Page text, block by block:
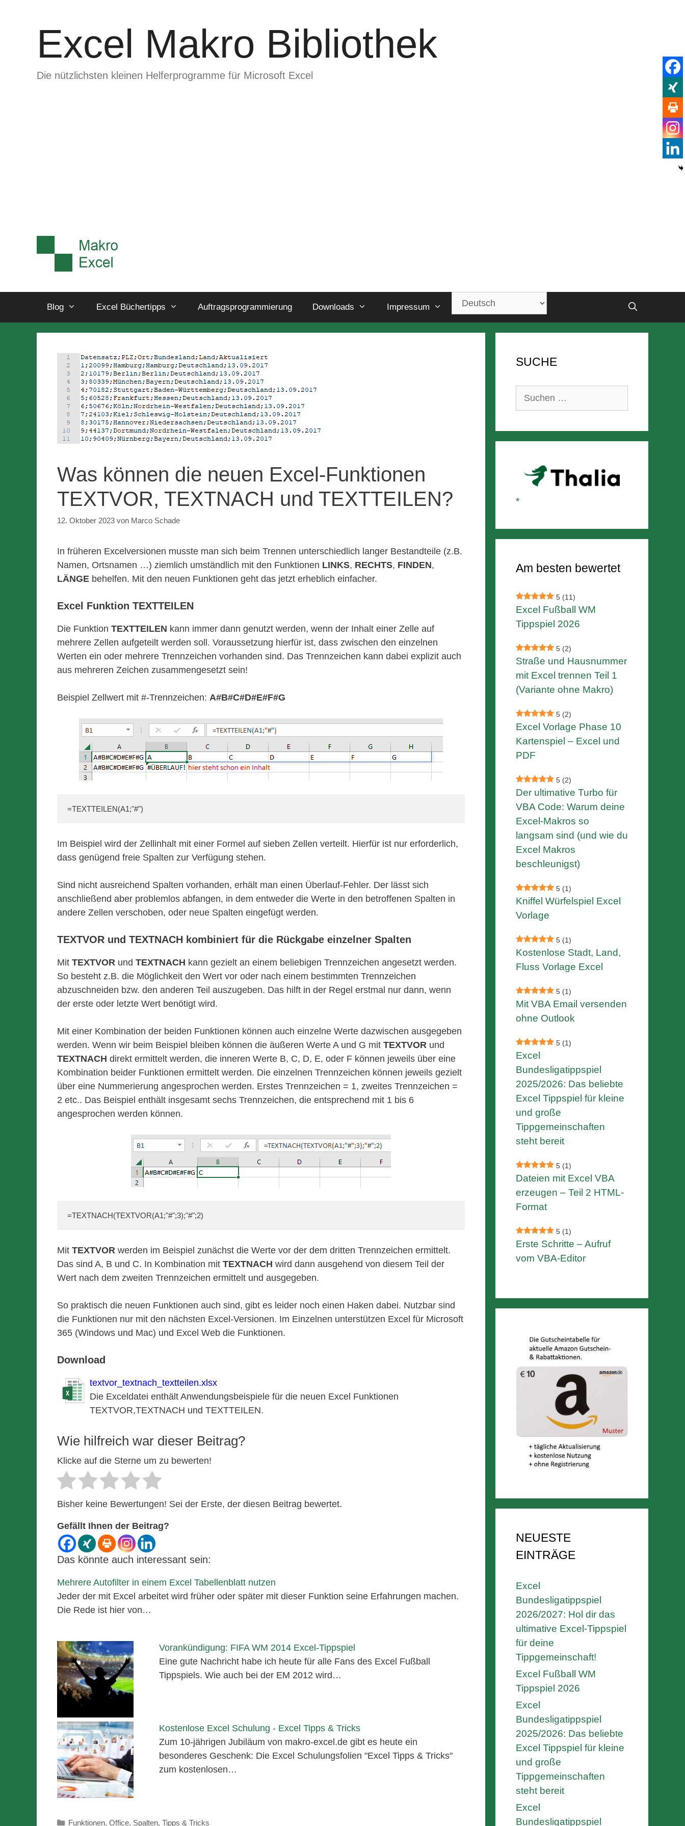
Excel Makro Bibliothek
Die nützlichsten kleinen Helferprogramme für Microsoft Excel
Blog Excel Büchertipps Auftragsprogrammierung Downloads Impressum
Was können die neuen Excel-Funktionen
TEXTVOR, TEXTNACH und TEXTTEILEN?
12. Oktober 2023 von Marco Schade
In früheren Excelversionen musste man sich beim Trennen unterschiedlich langer Bestandteile (z.B.
Namen, Ortsnamen …) ziemlich umständlich mit den Funktionen LINKS, RECHTS, FINDEN,
LÄNGE behelfen. Mit den neuen Funktionen geht das jetzt erheblich einfacher.
Excel Funktion TEXTTEILEN
Die Funktion TEXTTEILEN kann immer dann genutzt werden, wenn der Inhalt einer Zelle auf
mehrere Zellen aufgeteilt werden soll. Voraussetzung hierfür ist, dass zwischen den einzelnen
Werten ein oder mehrere Trennzeichen vorhanden sind. Das Trennzeichen kann dabei explizit auch
aus mehreren Zeichen zusammengesetzt sein!
Beispiel Zellwert mit #-Trennzeichen: A#B#C#D#E#F#G
=TEXTTEILEN(A1;"#")
Im Beispiel wird der Zellinhalt mit einer Formel auf sieben Zellen verteilt. Hierfür ist nur erforderlich,
dass genügend freie Spalten zur Verfügung stehen.
Sind nicht ausreichend Spalten vorhanden, erhält man einen Überlauf-Fehler. Der lässt sich
anschließend aber problemlos abfangen, in dem entweder die Werte in den betroffenen Spalten in
andere Zellen verschoben, oder neue Spalten eingefügt werden.
TEXTVOR und TEXTNACH kombiniert für die Rückgabe einzelner Spalten
Mit TEXTVOR und TEXTNACH kann gezielt an einem beliebigen Trennzeichen angesetzt werden.
So besteht z.B. die Möglichkeit den Wert vor oder nach einem bestimmten Trennzeichen
abzuschneiden bzw. den anderen Teil auszugeben. Das hilft in der Regel erstmal nur dann, wenn
der erste oder letzte Wert benötigt wird.
Mit einer Kombination der beiden Funktionen können auch einzelne Werte dazwischen ausgegeben
werden. Wenn wir beim Beispiel bleiben können die äußeren Werte A und G mit TEXTVOR und
TEXTNACH direkt ermittelt werden, die inneren Werte B, C, D, E, oder F können jeweils über eine
Kombination beider Funktionen ermittelt werden. Die einzelnen Trennzeichen können jeweils gezielt
über eine Nummerierung angesprochen werden. Erstes Trennzeichen = 1, zweites Trennzeichen =
2 etc.. Das Beispiel enthält insgesamt sechs Trennzeichen, die entsprechend mit 1 bis 6
angesprochen werden können.
=TEXTNACH(TEXTVOR(A1;"#";3);"#";2)
Mit TEXTVOR werden im Beispiel zunächst die Werte vor der dem dritten Trennzeichen ermittelt.
Das sind A, B und C. In Kombination mit TEXTNACH wird dann ausgehend von diesem Teil der
Wert nach dem zweiten Trennzeichen ermittelt und ausgegeben.
So praktisch die neuen Funktionen auch sind, gibt es leider noch einen Haken dabei. Nutzbar sind
die Funktionen nur mit den nächsten Excel-Versionen. Im Einzelnen unterstützen Excel für Microsoft
365 (Windows und Mac) und Excel Web die Funktionen.
Download
textvor_textnach_textteilen.xlsx
Die Exceldatei enthält Anwendungsbeispiele für die neuen Excel Funktionen
TEXTVOR,TEXTNACH und TEXTTEILEN.
Wie hilfreich war dieser Beitrag?
Klicke auf die Sterne um zu bewerten!
Bisher keine Bewertungen! Sei der Erste, der diesen Beitrag bewertet.
Gefällt Ihnen der Beitrag?
Das könnte auch interessant sein:
Mehrere Autofilter in einem Excel Tabellenblatt nutzen
Jeder der mit Excel arbeitet wird früher oder später mit dieser Funktion seine Erfahrungen machen.
Die Rede ist hier von…
Vorankündigung: FIFA WM 2014 Excel-Tippspiel
Eine gute Nachricht habe ich heute für alle Fans des Excel Fußball
Tippspiels. Wie auch bei der EM 2012 wird…
Kostenlose Excel Schulung - Excel Tipps & Tricks
Zum 10-jährigen Jubiläum von makro-excel.de gibt es heute ein
besonderes Geschenk: Die Excel Schulungsfolien "Excel Tipps & Tricks"
zum kostenlosen…
Kategorien
Funktionen,Office, Spalten,Tipps & Tricks
SUCHE
Suchen
Am besten bewertet
5 (11)
Excel Fußball WM
Tippspiel 2026
5 (2)
Straße und Hausnummer
mit Excel trennen Teil 1
(Variante ohne Makro)
5 (2)
Excel Vorlage Phase 10
Kartenspiel – Excel und
PDF
5 (2)
Der ultimative Turbo für
VBA Code: Warum deine
Excel-Makros so
langsam sind (und wie du
Excel Makros
beschleunigst)
5 (1)
Kniffel Würfelspiel Excel
Vorlage
5 (1)
Kostenlose Stadt, Land,
Fluss Vorlage Excel
5 (1)
Mit VBA Email versenden
ohne Outlook
5 (1)
Excel
Bundesligatippspiel
2025/2026: Das beliebte
Excel Tippspiel für kleine
und große
Tippgemeinschaften
steht bereit
5 (1)
Dateien mit Excel VBA
erzeugen – Teil 2 HTML-
Format
5 (1)
Erste Schritte – Aufruf
vom VBA-Editor
NEUESTE
EINTRÄGE
Excel
Bundesligatippspiel
2026/2027: Hol dir das
ultimative Excel-Tippspiel
für deine
Tippgemeinschaft!
Excel Fußball WM
Tippspiel 2026
Excel
Bundesligatippspiel
2025/2026: Das beliebte
Excel Tippspiel für kleine
und große
Tippgemeinschaften
steht bereit
Excel
Bundesligatippspiel